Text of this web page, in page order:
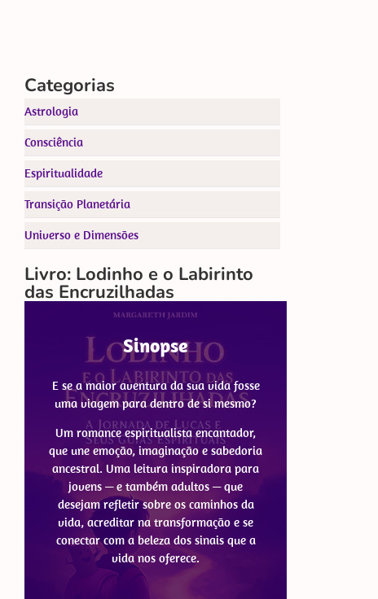
Categorias
Astrologia
Consciência
Espiritualidade
Transição Planetária
Universo e Dimensões
Livro: Lodinho e o Labirinto
das Encruzilhadas
Sinopse
E se a maior aventura da sua vida fosse
uma viagem para dentro de si mesmo?
Um romance espiritualista encantador,
que une emoção, imaginação e sabedoria
ancestral. Uma leitura inspiradora para
jovens — e também adultos — que
desejam refletir sobre os caminhos da
vida, acreditar na transformação e se
conectar com a beleza dos sinais que a
vida nos oferece.